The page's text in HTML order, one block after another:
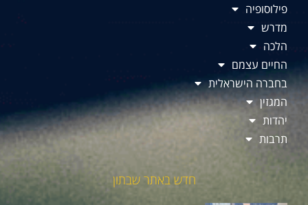
פילוסופיה
מדרש
הלכה
החיים עצמם
בחברה הישראלית
המגזין
יהדות
תרבות
חדש באתר שבתון